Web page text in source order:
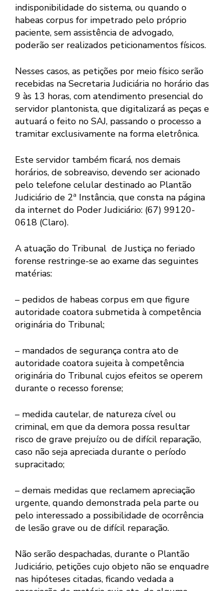
indisponibilidade do sistema, ou quando o
habeas corpus for impetrado pelo próprio
paciente, sem assistência de advogado,
poderão ser realizados peticionamentos físicos.
Nesses casos, as petições por meio físico serão
recebidas na Secretaria Judiciária no horário das
9 às 13 horas, com atendimento presencial do
servidor plantonista, que digitalizará as peças e
autuará o feito no SAJ, passando o processo a
tramitar exclusivamente na forma eletrônica.
Este servidor também ficará, nos demais
horários, de sobreaviso, devendo ser acionado
pelo telefone celular destinado ao Plantão
Judiciário de 2ª Instância, que consta na página
da internet do Poder Judiciário: (67) 99120-
0618 (Claro).
A atuação do Tribunal de Justiça no feriado
forense restringe-se ao exame das seguintes
matérias:
– pedidos de habeas corpus em que figure
autoridade coatora submetida à competência
originária do Tribunal;
– mandados de segurança contra ato de
autoridade coatora sujeita à competência
originária do Tribunal cujos efeitos se operem
durante o recesso forense;
– medida cautelar, de natureza cível ou
criminal, em que da demora possa resultar
risco de grave prejuízo ou de difícil reparação,
caso não seja apreciada durante o período
supracitado;
– demais medidas que reclamem apreciação
urgente, quando demonstrada pela parte ou
pelo interessado a possibilidade de ocorrência
de lesão grave ou de difícil reparação.
Não serão despachadas, durante o Plantão
Judiciário, petições cujo objeto não se enquadre
nas hipóteses citadas, ficando vedada a